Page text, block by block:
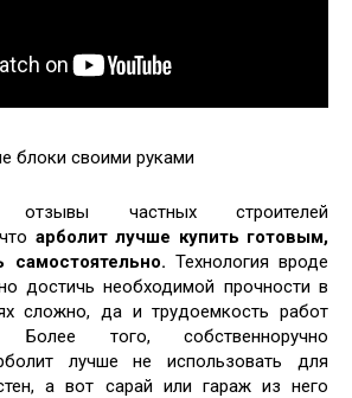
блоки своими руками
отзывы частных строителей
арболит лучше купить готовым,
самостоятельно. Технология вроде
достичь необходимой прочности в
сложно, да и трудоемкость работ
того, собственноручно
лучше не использовать для
а вот сарай или гараж из него